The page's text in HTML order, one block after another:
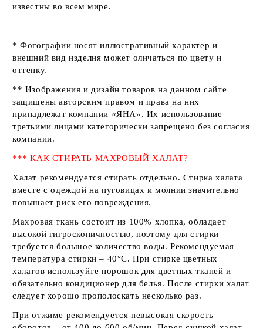
известны во всем мире.
* Фогографии носят иллюстративный характер и
внешний вид изделия может оличаться по цвету и
оттенку.
** Изображения и дизайн товаров на данном сайте
защищены авторским правом и права на них
принадлежат компании «ЯНА». Их использование
третьими лицами категорически запрещено без согласия
компании.
*** КАК СТИРАТЬ МАХРОВЫЙ ХАЛАТ?
Халат рекомендуется стирать отдельно. Стирка халата
вместе с одеждой на пуговицах и молнии значительно
повышает риск его повреждения.
Махровая ткань состоит из 100% хлопка, обладает
высокой гигроскопичностью, поэтому для стирки
требуется большое количество воды. Рекомендуемая
температура стирки – 40°С. При стирке цветных
халатов используйте порошок для цветных тканей и
обязательно кондиционер для белья. После стирки халат
следует хорошо прополоскать несколько раз.
При отжиме рекомендуется невысокая скорость